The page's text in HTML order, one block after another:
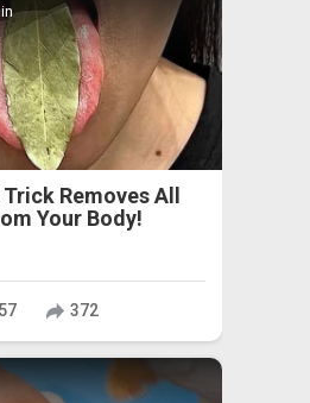
Removes All
Your Body!
372